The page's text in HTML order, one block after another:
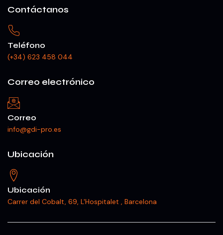
Contáctanos
Teléfono
(+34) 623 458 044
Correo electrónico
Correo
info@gdi-pro.es
Ubicación
Ubicación
Carrer del Cobalt, 69, L'Hospitalet , Barcelona